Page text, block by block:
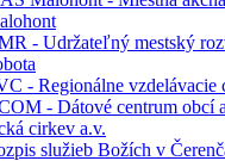
- Udržateľný mestský
- Regionálne vzdelávacie
- Dátové centrum obcí
cirkev a.v.
služieb Božích v